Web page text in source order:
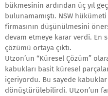
bükmesinin ardından üç yıl
bulunamamıştı. NSW
firmasının düşünülmesini
devam etmeye karar verdi. En
çözümü ortaya çıktı.
Utzon’un “Küresel Çözüm”
kabukları basit küresel
içeriyordu. Bu sayede
dönüştürülebilirdi. Utzon’un